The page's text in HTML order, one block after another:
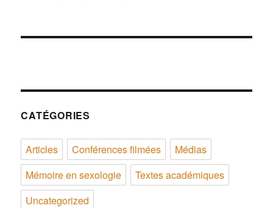
CATÉGORIES
Articles Conférences filmées
Médias
Mémoire en sexologie
Textes académiques
Uncategorized